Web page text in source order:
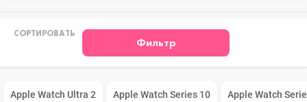
Apple Watch Ultra 2 Apple Watch Series 10 Apple Watch
СОРТИРОВАТЬ
Фильтр